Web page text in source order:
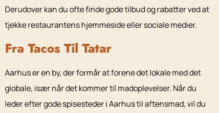
Derudover kan du ofte finde gode tilbud og rabatter ved at
tjekke restaurantens hjemmeside eller sociale medier.
Fra Tacos Til Tatar
Aarhus er en by, der formår at forene det lokale med det
globale, især når det kommer til madoplevelser. Når du
leder efter gode spisesteder i Aarhus til aftensmad, vil du